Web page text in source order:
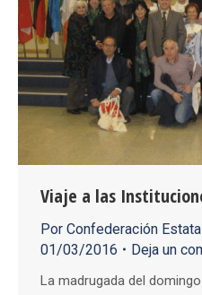
Viaje a las
Por Confederación
01/03/2016
Deja un
La madrugada del